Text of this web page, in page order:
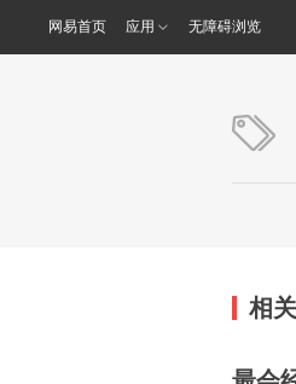
网易首页 应用 无障碍浏览
相